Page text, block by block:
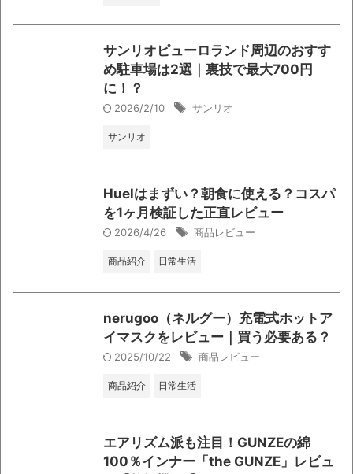
サンリオピューロランド周辺のおすす
め駐車場は2選｜裏技で最大700円
に！？
2026/2/10 サンリオ
サンリオ
Huelはまずい？朝食に使える？コスパ
を1ヶ月検証した正直レビュー
2026/4/26 商品レビュー
商品紹介 日常生活
nerugoo（ネルグー）充電式ホットア
イマスクをレビュー｜買う必要ある？
2025/10/22 商品レビュー
商品紹介 日常生活
エアリズム派も注目！GUNZEの綿
100％インナー「the GUNZE」レビュ